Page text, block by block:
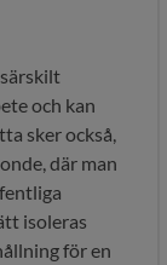
och kan
sker också,
där man
isoleras
för en